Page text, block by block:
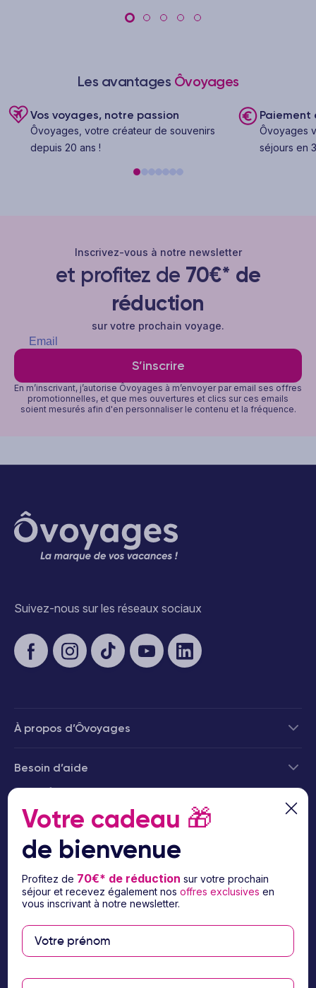
Les avantages Ôvoyages
Vos voyages, notre passion
Ôvoyages, votre créateur de souvenirs
depuis 20 ans !
Paiement
Ôvoyages
séjours en
Inscrivez-vous à notre newsletter
et profitez de 70€* de
réduction
sur votre prochain voyage.
S’inscrire
En m’inscrivant, j’autorise Ôvoyages à m’envoyer par email ses offres
promotionnelles, et que mes ouvertures et clics sur ces emails
soient mesurés afin d'en personnaliser le contenu et la fréquence.
Suivez-nous sur les réseaux sociaux
À propos d’Ôvoyages
Besoin d’aide
Paiement sécurisé
fois par carte
Votre cadeau 🎁
de bienvenue
Profitez de 70€* de réduction sur votre prochain
séjour et recevez également nosoffres exclusives en
vous inscrivant à notre newsletter.